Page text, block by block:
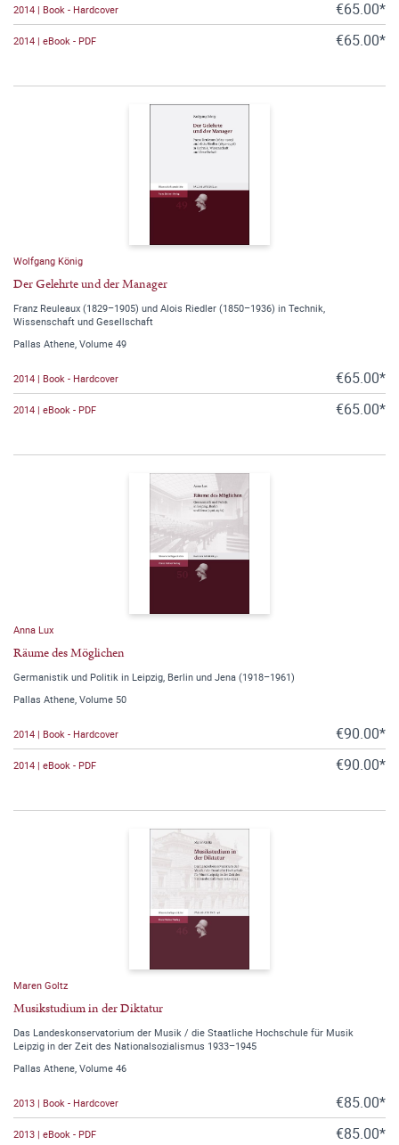
2014 | Book - Hardcover €65.00*
2014 | eBook - PDF €65.00*
Wolfgang König
Der Gelehrte und der Manager
Franz Reuleaux (1829–1905) und Alois Riedler (1850–1936) in Technik,
Wissenschaft und Gesellschaft
Pallas Athene, Volume 49
2014 | Book - Hardcover €65.00*
2014 | eBook - PDF €65.00*
Anna Lux
Räume des Möglichen
Germanistik und Politik in Leipzig, Berlin und Jena (1918–1961)
Pallas Athene, Volume 50
2014 | Book - Hardcover €90.00*
2014 | eBook - PDF €90.00*
Maren Goltz
Musikstudium in der Diktatur
Das Landeskonservatorium der Musik / die Staatliche Hochschule für Musik
Leipzig in der Zeit des Nationalsozialismus 1933–1945
Pallas Athene, Volume 46
2013 | Book - Hardcover €85.00*
2013 | eBook - PDF €85.00*